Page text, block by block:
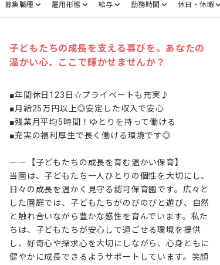
募集職種 雇用形態 給与 勤務時間 休日・休暇
子どもたちの成長を支える喜びを。あなたの
温かい心、ここで輝かせませんか？
■年間休日123日☆プライベートも充実♪
■月給25万円以上◎安定した収入で安心
■残業月平均5時間！ゆとりを持って働ける
■充実の福利厚生で長く働ける環境です◎
ーー【子どもたちの成長を育む温かい保育】
当園は、子どもたち一人ひとりの個性を大切にし、
日々の成長を温かく見守る認可保育園です。広々と
した園庭では、子どもたちがのびのびと遊び、自然
と触れ合いながら豊かな感性を育んでいます。私た
ちは、子どもたちが安心して過ごせる環境を提供
し、好奇心や探求心を大切にしながら、心身ともに
健やかに成長できるようサポートしています。笑顔